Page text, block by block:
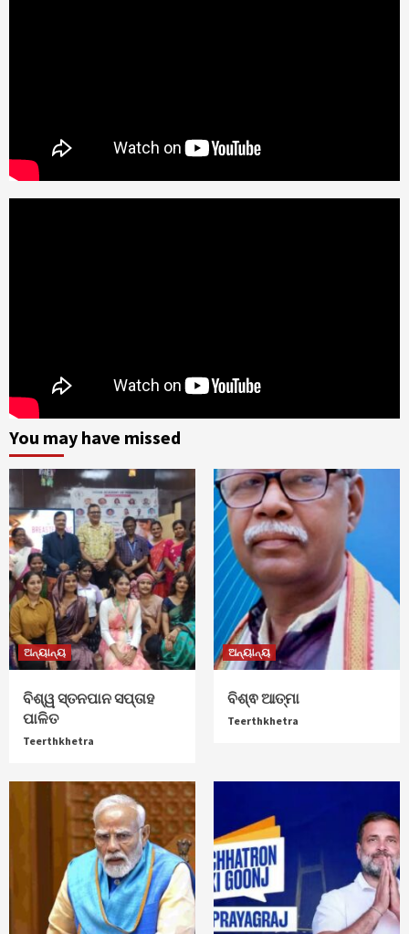
You may have missed
ଅନ୍ୟାନ୍ୟ
ବିଶ୍ୱ ସ୍ତନପାନ ସପ୍ତାହ
ପାଳିତ
Teerthkhetra
ଅନ୍ୟାନ୍ୟ
ବିଶ୍ଵ ଆତ୍ମା
Teerthkhetra